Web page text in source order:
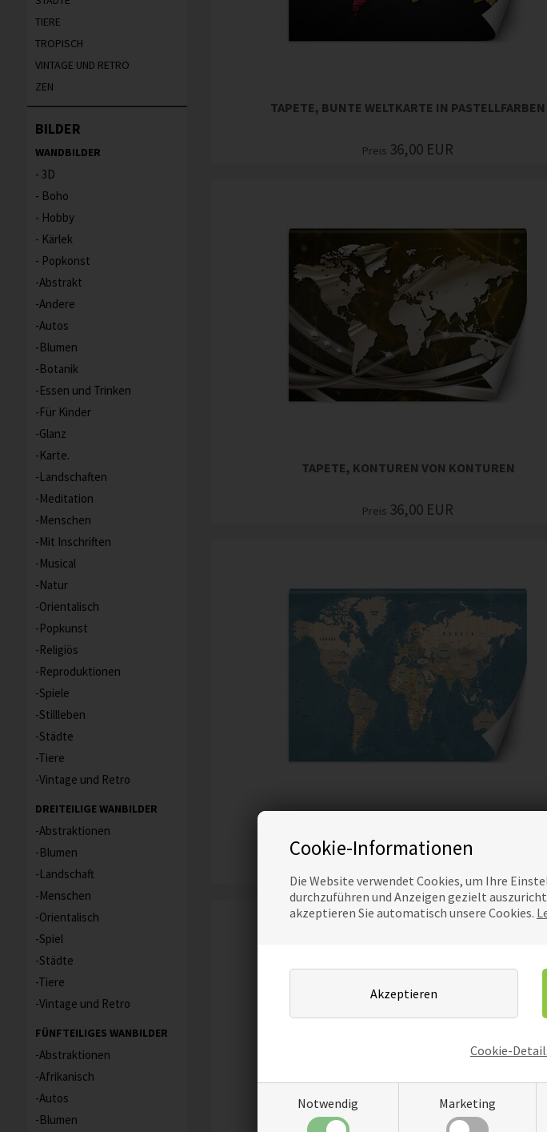
Cookie-Informationen
Die Website verwendet Cookies, um Ihre
durchzuführen und Anzeigen gezielt
akzeptieren Sie automatisch unsere Cookies.
Notwendig Marketing
Cookie-
TIERE
TROPISCH
VINTAGE UND RETRO
ZEN
BILDER
WANDBILDER
3D
Boho
Hobby
Kärlek
Popkonst
Abstrakt
Andere
Autos
Blumen
Botanik
Essen und Trinken
Für Kinder
Glanz
Karte.
Landschaften
Meditation
Menschen
Mit Inschriften
Musical
Natur
Orientalisch
Popkunst
Religiös
Reproduktionen
Spiele
Stillleben
Städte
Tiere
Vintage und Retro
DREITEILIGE WANBILDER
Abstraktionen
Blumen
Landschaft
Menschen
Orientalisch
Spiel
Städte
Tiere
Vintage und Retro
FÜNFTEILIGES WANBILDER
Abstraktionen
Afrikanisch
Autos
Blumen
TAPETE, BUNTE WELTKARTE IN PASTELLFARBEN
Preis 36,00 EUR
TAPETE, KONTUREN VON KONTUREN
Preis 36,00 EUR